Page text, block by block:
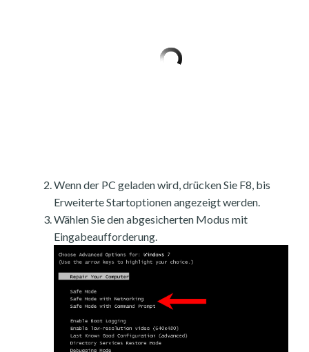
Wenn der PC geladen wird, drücken Sie F8, bis
Erweiterte Startoptionen angezeigt werden.
Wählen Sie den abgesicherten Modus mit
Eingabeaufforderung.